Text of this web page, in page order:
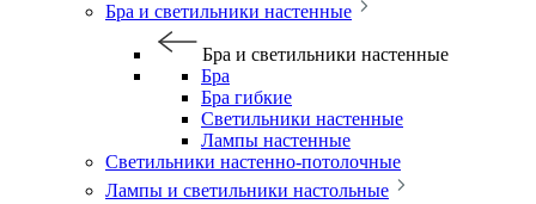
Бра и светильники настенные
Бра и светильники настенные
Бра
Бра гибкие
Светильники настенные
Лампы настенные
Светильники настенно-потолочные
Лампы и светильники настольные